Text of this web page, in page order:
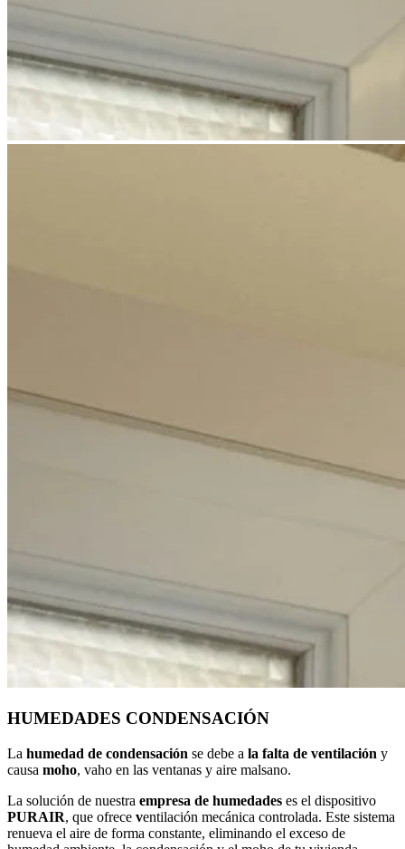
HUMEDADES CONDENSACIÓN
La humedad de condensación se debe a la falta de ventilación y
causa moho, vaho en las ventanas y aire malsano.
La solución de nuestra empresa de humedades es el dispositivo
PURAIR, que ofrece ventilación mecánica controlada. Este sistema
renueva el aire de forma constante, eliminando el exceso de